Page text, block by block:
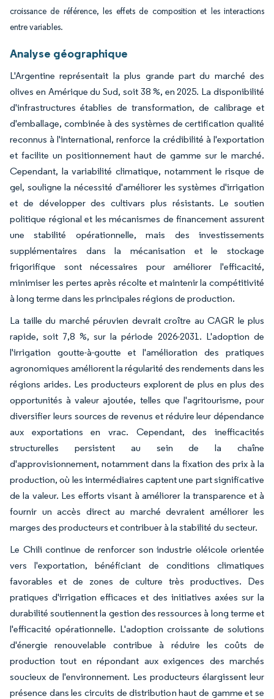
croissance de référence, les effets de composition et les interactions
entre variables.
Analyse géographique
L'Argentine représentait la plus grande part du marché des
olives en Amérique du Sud, soit 38 %, en 2025. La disponibilité
d'infrastructures établies de transformation, de calibrage et
d'emballage, combinée à des systèmes de certification qualité
reconnus à l'international, renforce la crédibilité à l'exportation
et facilite un positionnement haut de gamme sur le marché.
Cependant, la variabilité climatique, notamment le risque de
gel, souligne la nécessité d'améliorer les systèmes d'irrigation
et de développer des cultivars plus résistants. Le soutien
politique régional et les mécanismes de financement assurent
une stabilité opérationnelle, mais des investissements
supplémentaires dans la mécanisation et le stockage
frigorifique sont nécessaires pour améliorer l'efficacité,
minimiser les pertes après récolte et maintenir la compétitivité
à long terme dans les principales régions de production.
La taille du marché péruvien devrait croître au CAGR le plus
rapide, soit 7,8 %, sur la période 2026-2031. L'adoption de
l'irrigation goutte-à-goutte et l'amélioration des pratiques
agronomiques améliorent la régularité des rendements dans les
régions arides. Les producteurs explorent de plus en plus des
opportunités à valeur ajoutée, telles que l'agritourisme, pour
diversifier leurs sources de revenus et réduire leur dépendance
aux exportations en vrac. Cependant, des inefficacités
structurelles persistent au sein de la chaîne
d'approvisionnement, notamment dans la fixation des prix à la
production, où les intermédiaires captent une part significative
de la valeur. Les efforts visant à améliorer la transparence et à
fournir un accès direct au marché devraient améliorer les
marges des producteurs et contribuer à la stabilité du secteur.
Le Chili continue de renforcer son industrie oléicole orientée
vers l'exportation, bénéficiant de conditions climatiques
favorables et de zones de culture très productives. Des
pratiques d'irrigation efficaces et des initiatives axées sur la
durabilité soutiennent la gestion des ressources à long terme et
l'efficacité opérationnelle. L'adoption croissante de solutions
d'énergie renouvelable contribue à réduire les coûts de
production tout en répondant aux exigences des marchés
soucieux de l'environnement. Les producteurs élargissent leur
présence dans les circuits de distribution haut de gamme et se